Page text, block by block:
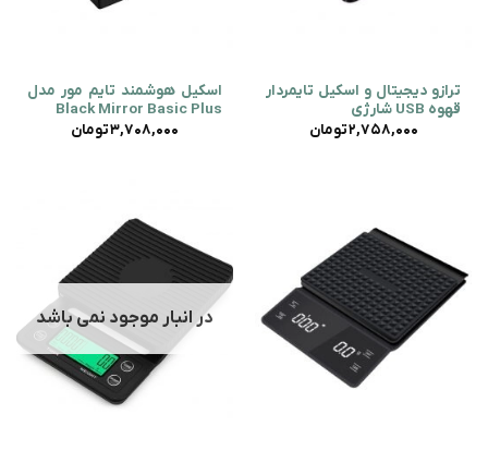
ترازو دیجیتال و اسکیل تایمردار
قهوه USB شارژی
2,758,000تومان
اسکیل هوشمند تایم مور مدل
Black Mirror Basic Plus
3,708,000تومان
در انبار موجود نمی باشد